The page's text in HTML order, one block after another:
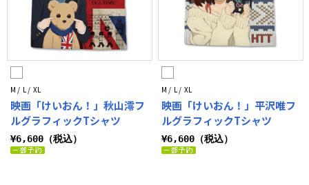
M / L / XL
映画「けいおん！」秋山澪フ
ルグラフィックTシャツ
¥6,600（税込）
M / L / XL
映画「けいおん！」平沢唯フ
ルグラフィックTシャツ
¥6,600（税込）